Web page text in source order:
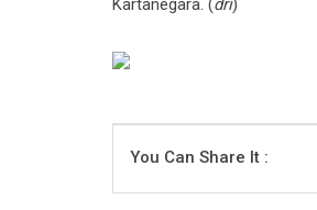
You Can Share It :